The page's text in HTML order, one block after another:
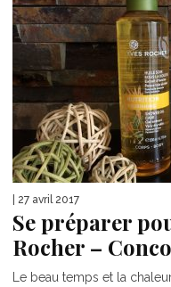
| 27 avril 2017
Se préparer
Rocher –
Le beau temps et la